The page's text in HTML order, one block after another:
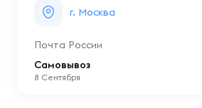
г. Москва
Почта России
Самовывоз
8 Сентября